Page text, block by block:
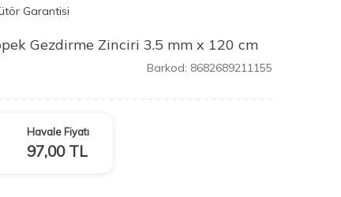
Garantisi
Gezdirme Zinciri 3.5 mm x 120 cm
Barkod: 8682689211155
Havale Fiyatı
97,00TL